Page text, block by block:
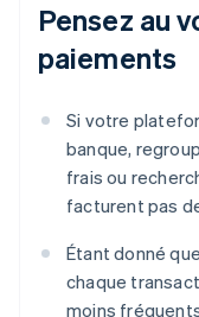
Pensez au
paiements
Si votre
banque,
frais ou
facturent pas
Étant donné
chaque
moins